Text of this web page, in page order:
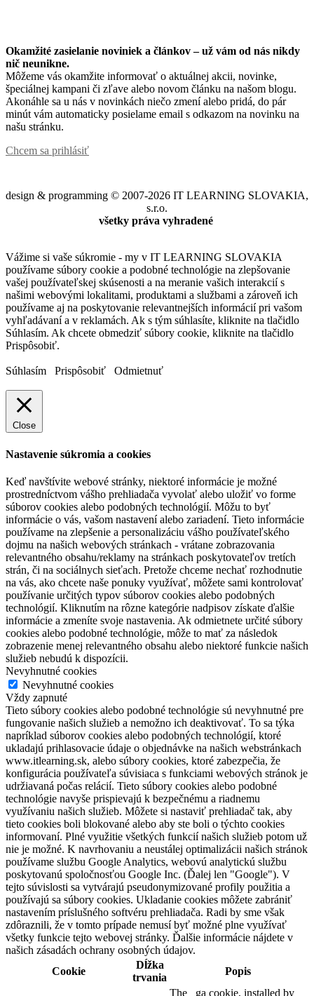
Okamžité zasielanie noviniek a článkov – už vám od nás nikdy
nič neunikne.
Môžeme vás okamžite informovať o aktuálnej akcii, novinke,
špeciálnej kampani či zľave alebo novom článku na našom blogu.
Akonáhle sa u nás v novinkách niečo zmení alebo pridá, do pár
minút vám automaticky posielame email s odkazom na novinku na
našu stránku.
Chcem sa prihlásiť
design & programming © 2007-2026 IT LEARNING SLOVAKIA,
s.r.o.
všetky práva vyhradené
Vážime si vaše súkromie - my v IT LEARNING SLOVAKIA
používame súbory cookie a podobné technológie na zlepšovanie
vašej používateľskej skúsenosti a na meranie vašich interakcií s
našimi webovými lokalitami, produktami a službami a zároveň ich
používame aj na poskytovanie relevantnejších informácií pri vašom
vyhľadávaní a v reklamách. Ak s tým súhlasíte, kliknite na tlačidlo
Súhlasím. Ak chcete obmedziť súbory cookie, kliknite na tlačidlo
Prispôsobiť.
Súhlasím Prispôsobiť Odmietnuť
Close
Nastavenie súkromia a cookies
Keď navštívite webové stránky, niektoré informácie je možné
prostredníctvom vášho prehliadača vyvolať alebo uložiť vo forme
súborov cookies alebo podobných technológií. Môžu to byť
informácie o vás, vašom nastavení alebo zariadení. Tieto informácie
používame na zlepšenie a personalizáciu vášho používateľského
dojmu na našich webových stránkach - vrátane zobrazovania
relevantného obsahu/reklamy na stránkach poskytovateľov tretích
strán, či na sociálnych sieťach. Pretože chceme nechať rozhodnutie
na vás, ako chcete naše ponuky využívať, môžete sami kontrolovať
používanie určitých typov súborov cookies alebo podobných
technológií. Kliknutím na rôzne kategórie nadpisov získate ďalšie
informácie a zmeníte svoje nastavenia. Ak odmietnete určité súbory
cookies alebo podobné technológie, môže to mať za následok
zobrazenie menej relevantného obsahu alebo niektoré funkcie našich
služieb nebudú k dispozícii.
Nevyhnutné cookies
Nevyhnutné cookies
Vždy zapnuté
Tieto súbory cookies alebo podobné technológie sú nevyhnutné pre
fungovanie našich služieb a nemožno ich deaktivovať. To sa týka
napríklad súborov cookies alebo podobných technológií, ktoré
ukladajú prihlasovacie údaje o objednávke na našich webstránkach
www.itlearning.sk, alebo súbory cookies, ktoré zabezpečia, že
konfigurácia používateľa súvisiaca s funkciami webových stránok je
udržiavaná počas relácií. Tieto súbory cookies alebo podobné
technológie navyše prispievajú k bezpečnému a riadnemu
využívaniu našich služieb. Môžete si nastaviť prehliadač tak, aby
tieto cookies boli blokované alebo aby ste boli o týchto cookies
informovaní. Plné využitie všetkých funkcií našich služieb potom už
nie je možné. K navrhovaniu a neustálej optimalizácii našich stránok
používame službu Google Analytics, webovú analytickú službu
poskytovanú spoločnosťou Google Inc. (Ďalej len "Google"). V
tejto súvislosti sa vytvárajú pseudonymizované profily použitia a
používajú sa súbory cookies. Ukladanie cookies môžete zabrániť
nastavením príslušného softvéru prehliadača. Radi by sme však
zdôraznili, že v tomto prípade nemusí byť možné plne využívať
všetky funkcie tejto webovej stránky. Ďalšie informácie nájdete v
našich zásadách ochrany osobných údajov.
Cookie
Dĺžka
trvania
Popis
The _ga cookie, installed by